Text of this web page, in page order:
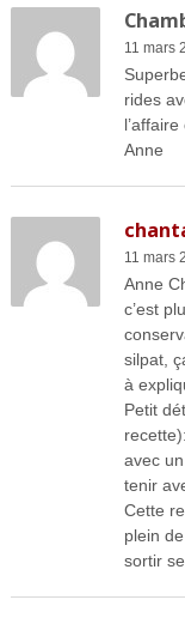
11 mars
rides
Anne
11 mars
Anne
c’est
silpat,
à
Petit
avec
tenir
Cette
plein
sortir